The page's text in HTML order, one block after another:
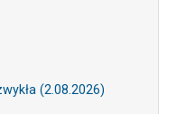
(2.08.2026)